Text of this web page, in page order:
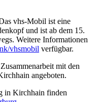
vhs-Mobil ist eine
und ist ab dem 15.
Weitere Informationen
vhsmobil verfügbar.
mit den
angeboten.
in Kirchhain finden